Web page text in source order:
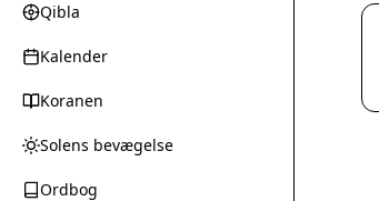
Qibla
Kalender
Koranen
Solens bevægelse
Ordbog